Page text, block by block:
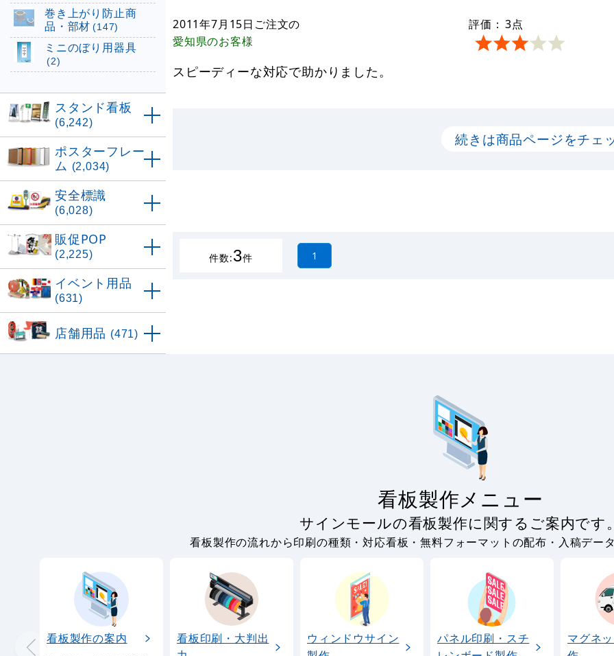
2011年7月15日 ご注文の
愛知県のお客様
評価： 3点
スピーディーな対応で助かりました。
続きは商品ページをチェ
件数:3件 1
巻き上がり防止商
品・部材 (147)
ミニのぼり用器具
(2)
スタンド看板
(6,242)
ポスターフレー
ム (2,034)
安全標識
(6,028)
販促POP
(2,225)
イベント用品
(631)
店舗用品 (471)
看板製作メニュー
サインモールの看板製作に関するご案内です
看板製作の流れから印刷の種類・対応看板・無料フォーマットの配布・入稿デー
看板製作の案内
看板印刷・大判出
ウィンドウサイン
パネル印刷・スチ
マグネ